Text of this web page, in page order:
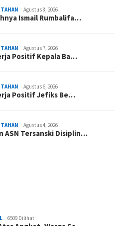
Agustus 8, 2026
Ismail Rumbalifa…
Agustus 7, 2026
Positif Kepala Ba…
Agustus 6, 2026
Positif Jefiks Be…
Agustus 4, 2026
ASN Tersanski Disiplin…
6509 Dilihat